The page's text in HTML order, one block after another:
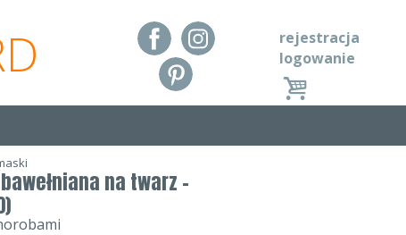
rejestracja
logowanie
bawełniana na twarz -